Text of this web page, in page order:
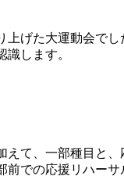
げた大運動会で
します。
て、一部種目と
での応援リハー